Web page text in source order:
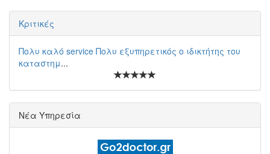
Κριτικές
Πολυ καλό service Πολυ εξυπηρετικός ο ιδικτήτης του
καταστημ...
Νέα Υπηρεσία